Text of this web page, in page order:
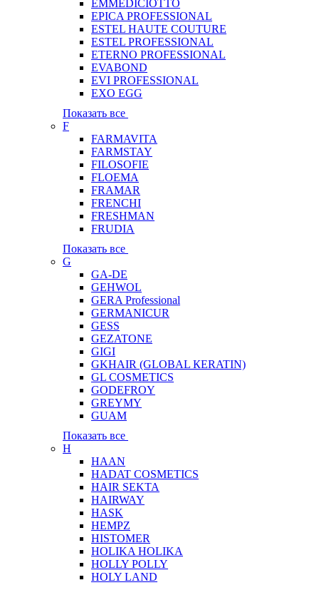
EMMEDICIOTTO
EPICA PROFESSIONAL
ESTEL HAUTE COUTURE
ESTEL PROFESSIONAL
ETERNO PROFESSIONAL
EVABOND
EVI PROFESSIONAL
EXO EGG
Показать все
F
FARMAVITA
FARMSTAY
FILOSOFIE
FLOEMA
FRAMAR
FRENCHI
FRESHMAN
FRUDIA
Показать все
G
GA-DE
GEHWOL
GERA Professional
GERMANICUR
GESS
GEZATONE
GIGI
GKHAIR (GLOBAL КЕRATIN)
GL COSMETICS
GODEFROY
GREYMY
GUAM
Показать все
H
HAAN
HADAT COSMETICS
HAIR SEKTA
HAIRWAY
HASK
HEMPZ
HISTOMER
HOLIKA HOLIKA
HOLLY POLLY
HOLY LAND